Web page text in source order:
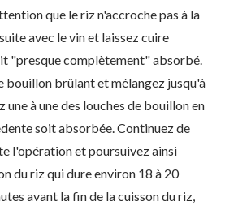
que le riz n'accroche pas à la
avec le vin et laissez cuire
"presque complètement" absorbé.
bouillon brûlant et mélangez jusqu'à
à une des louches de bouillon en
soit absorbée. Continuez de
l'opération et poursuivez ainsi
du riz qui dure environ 18 à 20
avant la fin de la cuisson du riz,